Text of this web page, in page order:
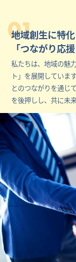
01
地域創生に特
「つながり応
私たちは、地域の魅
ト」を展開していま
とのつながりを通じ
を後押しし、共に未